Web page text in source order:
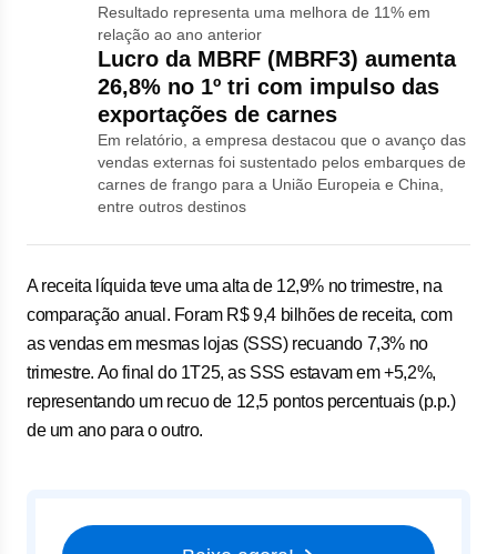
Resultado representa uma melhora de 11% em
relação ao ano anterior
Lucro da MBRF (MBRF3) aumenta
26,8% no 1º tri com impulso das
exportações de carnes
Em relatório, a empresa destacou que o avanço das
vendas externas foi sustentado pelos embarques de
carnes de frango para a União Europeia e China,
entre outros destinos
A receita líquida teve uma alta de 12,9% no trimestre, na
comparação anual. Foram R$ 9,4 bilhões de receita, com
as vendas em mesmas lojas (SSS) recuando 7,3% no
trimestre. Ao final do 1T25, as SSS estavam em +5,2%,
representando um recuo de 12,5 pontos percentuais (p.p.)
de um ano para o outro.